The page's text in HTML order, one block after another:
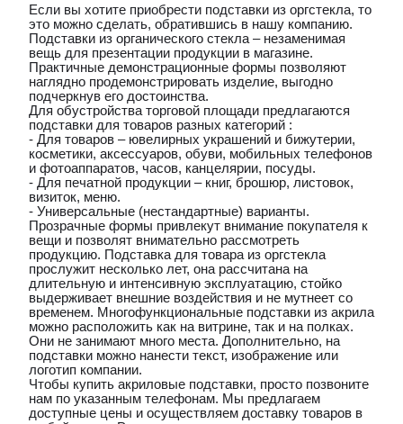
Если вы хотите приобрести подставки из оргстекла, то
это можно сделать, обратившись в нашу компанию.
Подставки из органического стекла – незаменимая
вещь для презентации продукции в магазине.
Практичные демонстрационные формы позволяют
наглядно продемонстрировать изделие, выгодно
подчеркнув его достоинства.
Для обустройства торговой площади предлагаются
подставки для товаров разных категорий :
- Для товаров – ювелирных украшений и бижутерии,
косметики, аксессуаров, обуви, мобильных телефонов
и фотоаппаратов, часов, канцелярии, посуды.
- Для печатной продукции – книг, брошюр, листовок,
визиток, меню.
- Универсальные (нестандартные) варианты.
Прозрачные формы привлекут внимание покупателя к
вещи и позволят внимательно рассмотреть
продукцию. Подставка для товара из оргстекла
прослужит несколько лет, она рассчитана на
длительную и интенсивную эксплуатацию, стойко
выдерживает внешние воздействия и не мутнеет со
временем. Многофункциональные подставки из акрила
можно расположить как на витрине, так и на полках.
Они не занимают много места. Дополнительно, на
подставки можно нанести текст, изображение или
логотип компании.
Чтобы купить акриловые подставки, просто позвоните
нам по указанным телефонам. Мы предлагаем
доступные цены и осуществляем доставку товаров в